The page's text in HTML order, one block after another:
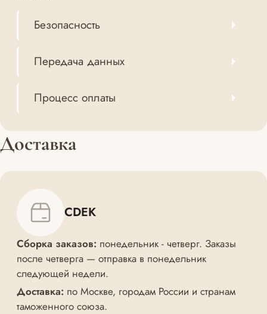
Безопасность
Передача данных
Процесс оплаты
Доставка
CDEK
Сборка заказов: понедельник - четверг. Заказы
после четверга — отправка в понедельник
следующей недели.
Доставка: по Москве, городам России и странам
таможенного союза.